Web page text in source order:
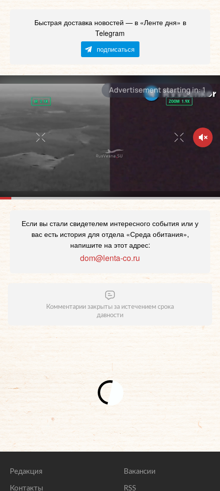
Быстрая доставка новостей — в «Ленте дня» в
Telegram
подписаться
Если вы стали свидетелем интересного события или у
вас есть история для отдела «Среда обитания»,
напишите на этот адрес:
dom@lenta-co.ru
Комментарии закрыты за истечением срока
давности
Редакция
Контакты
Вакансии
RSS